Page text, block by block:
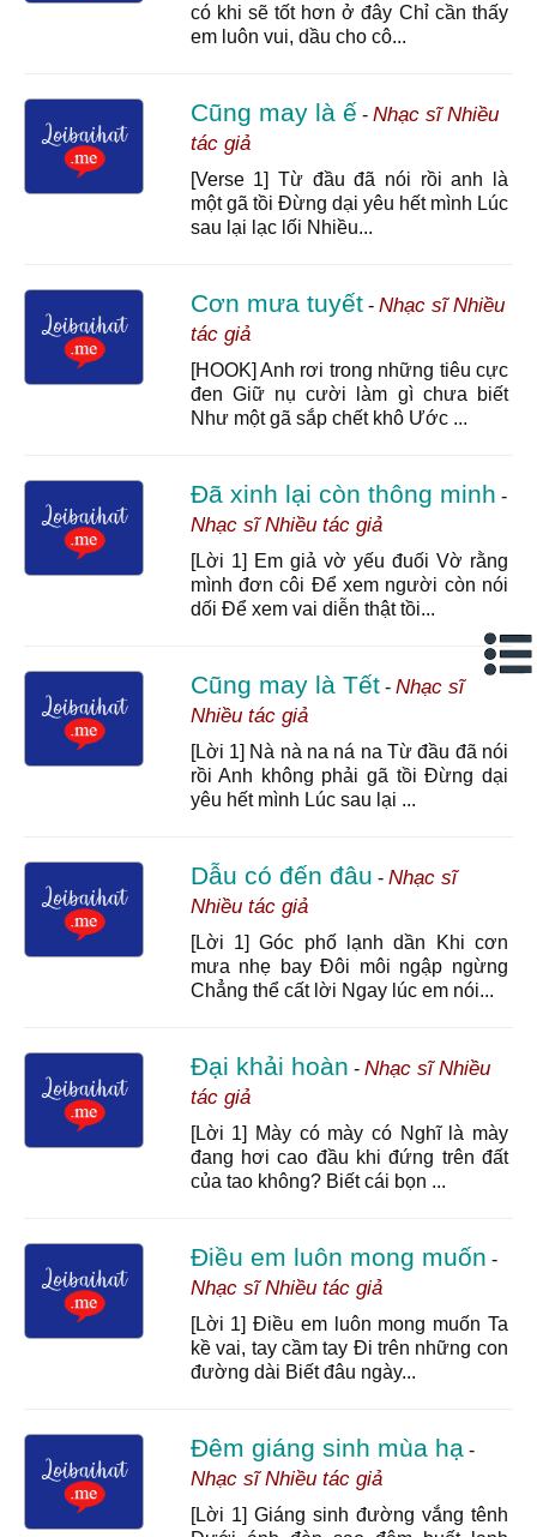
có khi sẽ tốt hơn ở đây Chỉ cần thấy
em luôn vui, dầu cho cô...
Cũng may là ế - Nhạc sĩ Nhiều
tác giả
[Verse 1] Từ đầu đã nói rồi anh là
một gã tồi Đừng dại yêu hết mình Lúc
sau lại lạc lối Nhiều...
Cơn mưa tuyết- Nhạc sĩ Nhiều
tác giả
[HOOK] Anh rơi trong những tiêu cực
đen Giữ nụ cười làm gì chưa biết
Như một gã sắp chết khô Ước ...
Đã xinh lại còn thông minh -
Nhạc sĩ Nhiều tác giả
[Lời 1] Em giả vờ yếu đuối Vờ rằng
mình đơn côi Để xem người còn nói
dối Để xem vai diễn thật tồi...
Cũng may là Tết- Nhạc sĩ
Nhiều tác giả
[Lời 1] Nà nà na ná na Từ đầu đã nói
rồi Anh không phải gã tồi Đừng dại
yêu hết mình Lúc sau lại ...
Dẫu có đến đâu - Nhạc sĩ
Nhiều tác giả
[Lời 1] Góc phố lạnh dần Khi cơn
mưa nhẹ bay Đôi môi ngập ngừng
Chẳng thể cất lời Ngay lúc em nói...
Đại khải hoàn - Nhạc sĩ Nhiều
tác giả
[Lời 1] Mày có mày có Nghĩ là mày
đang hơi cao đầu khi đứng trên đất
của tao không? Biết cái bọn ...
Điều em luôn mong muốn -
Nhạc sĩ Nhiều tác giả
[Lời 1] Điều em luôn mong muốn Ta
kề vai, tay cầm tay Đi trên những con
đường dài Biết đâu ngày...
Đêm giáng sinh mùa hạ-
Nhạc sĩ Nhiều tác giả
[Lời 1] Giáng sinh đường vắng tênh